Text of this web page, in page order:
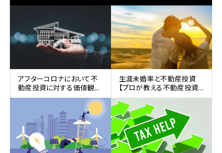
アフターコロナにおいて不
動産投資に対する価値観...
生涯未婚率と不動産投資
【プロが教える不動産投資...